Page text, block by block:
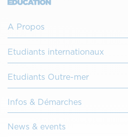
A Propos
Etudiants internationaux
Etudiants Outre-mer
Infos & Démarches
News & events